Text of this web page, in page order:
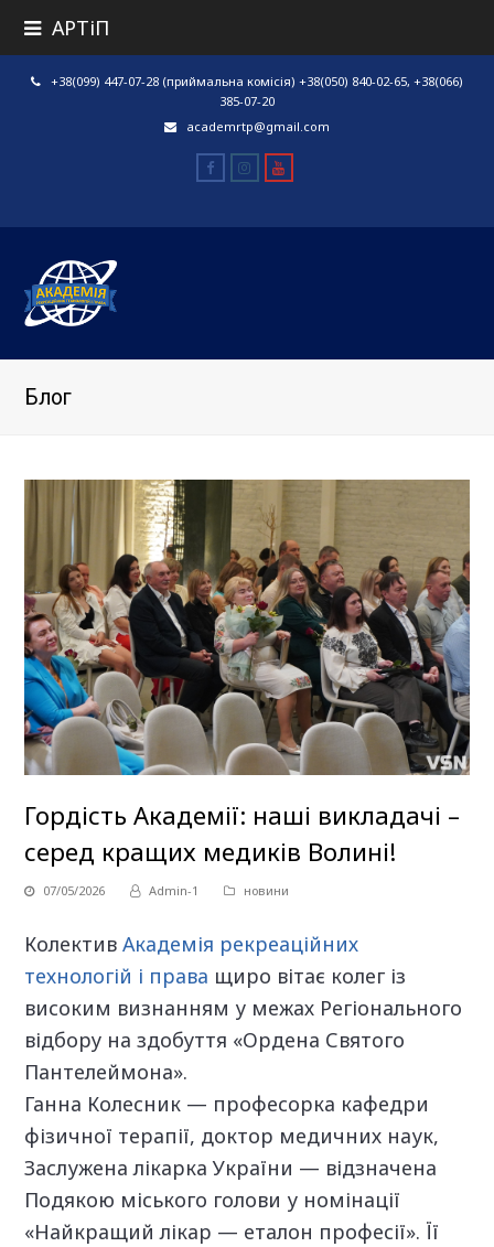
АРТіП
+38(099) 447-07-28 (приймальна комісія) +38(050) 840-02-65, +38(066)
385-07-20
academrtp@gmail.com
FacebookInstagram
Блог
Гордість Академії: наші викладачі –
серед кращих медиків Волині!
07/05/2026 Admin-1 новини
КолективАкадемія рекреаційних
технологій і права щиро вітає колег із
високим визнанням у межах Регіонального
відбору на здобуття «Ордена Святого
Пантелеймона».
Ганна Колесник — професорка кафедри
фізичної терапії, доктор медичних наук,
Заслужена лікарка України — відзначена
Подякою міського голови у номінації
«Найкращий лікар — еталон професії». Її